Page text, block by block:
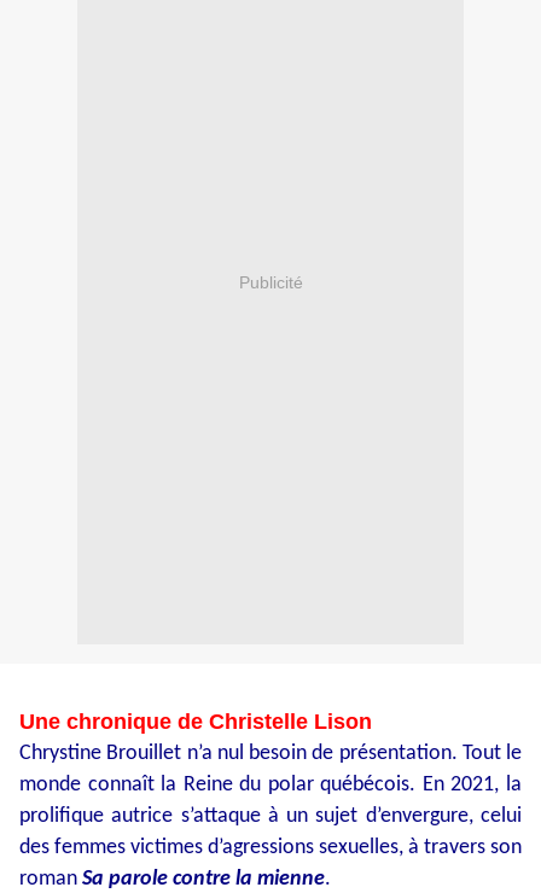
Publicité
Une chronique de Christelle Lison
Chrystine Brouillet n’a nul besoin de présentation. Tout le
monde connaît la Reine du polar québécois. En 2021, la
prolifique autrice s’attaque à un sujet d’envergure, celui
des femmes victimes d’agressions sexuelles, à travers son
roman Sa parole contre la mienne.